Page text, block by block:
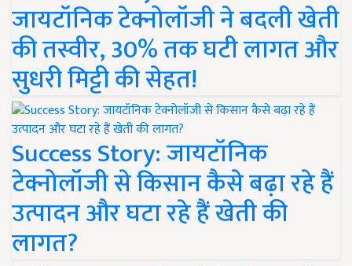
जायटॉनिक टेक्नोलॉजी ने बदली खेती
की तस्वीर, 30% तक घटी लागत और
सुधरी मिट्टी की सेहत!
Success Story: जायटॉनिक
टेक्नोलॉजी से किसान कैसे बढ़ा रहे हैं
उत्पादन और घटा रहे हैं खेती की
लागत?